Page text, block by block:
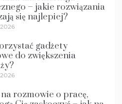
– jakie rozwiązania
się najlepiej?
gadżety
do zwiększenia
rozmowie o pracę,